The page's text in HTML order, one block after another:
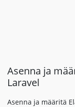
Asenna ja
Laravel
Asenna ja määritä